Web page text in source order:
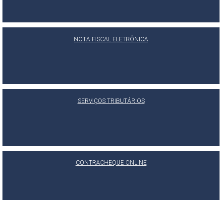
NOTA FISCAL ELETRÔNICA
SERVIÇOS TRIBUTÁRIOS
CONTRACHEQUE ONLINE